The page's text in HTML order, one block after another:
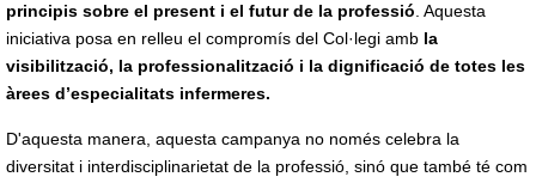
principis sobre el present i el futur de la professió. Aquesta
iniciativa posa en relleu el compromís del Col·legi amb la
visibilització, la professionalització i la dignificació de totes les
àrees d’especialitats infermeres.
D'aquesta manera, aquesta campanya no només celebra la
diversitat i interdisciplinarietat de la professió, sinó que també té com